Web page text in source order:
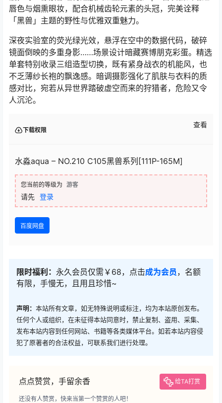
唇色与烟熏眼妆，配合机械齿轮元素的头冠，完美诠释
「黑兽」主题的野性与优雅双重魅力。
深夜实验室的荧光绿光效，悬浮在空中的数据代码，破碎
镜面倒映的多重身影……场景设计暗藏赛博朋克彩蛋。精选
单套特别收录三组造型切换，既有紧身战衣的机能风，也
不乏薄纱长袍的飘逸感。暗调摄影强化了肌肤与衣料的质
感对比，宛若从异世界踏破虚空而来的狩猎者，危险又令
人沉沦。
下载权限
查看
水淼aqua – NO.210 C105黑兽系列[111P-165M]
您当前的等级为 游客
请先 登录
百度网盘
限时福利： 永久会员仅需￥68，点击成为会员 ，名额
有限，手慢无，且用且珍惜~
声明： 本站所有文章，如无特殊说明或标注，均为本站原创发布。
任何个人或组织，在未征得本站同意时，禁止复制、盗用、采集、
发布本站内容到任何网站、书籍等各类媒体平台。如若本站内容侵
犯了原著者的合法权益，可联系我们进行处理。
点点赞赏，手留余香 给TA打赏
还没有人赞赏，快来当第一个赞赏的人吧！